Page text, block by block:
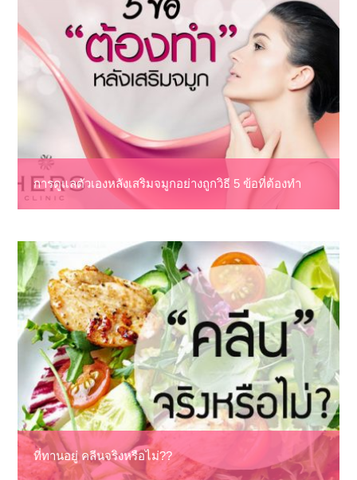
การดูแลตัวเองหลังเสริมจมูกอย่างถูกวิธี 5 ข้อที่ต้องทำ
ที่ทานอยู่ คลีนจริงหรือไม่??